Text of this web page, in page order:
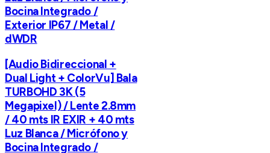
Bocina Integrado /
Exterior IP67 / Metal /
dWDR
[Audio Bidireccional +
Dual Light + ColorVu] Bala
TURBOHD 3K (5
Megapixel) / Lente 2.8mm
/ 40 mts IR EXIR + 40 mts
Luz Blanca / Micrófono y
Bocina Integrado /